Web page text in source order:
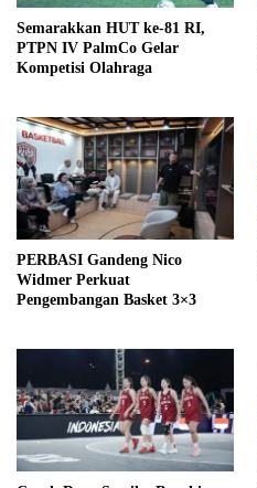
Semarakkan HUT ke-81 RI,
PTPN IV PalmCo Gelar
Kompetisi Olahraga
PERBASI Gandeng Nico
Widmer Perkuat
Pengembangan Basket 3×3